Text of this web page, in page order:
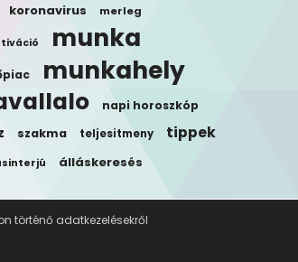
koronavirus merleg
munka
munkahely
napi horoszkóp
szakma teljesitmeny tippek
álláskeresés
történő adatkezelésekről